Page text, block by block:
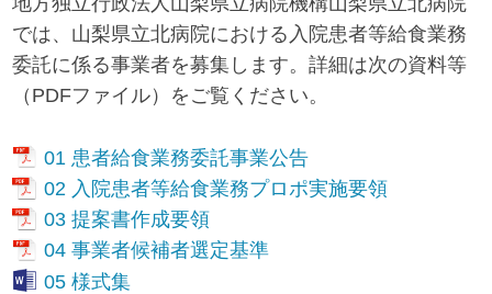
では、山梨県立北病院における入院患者等給食業務
委託に係る事業者を募集します。詳細は次の資料等
（PDFファイル）をご覧ください。
01 患者給食業務委託事業公告
02 入院患者等給食業務プロポ実施要領
03 提案書作成要領
04 事業者候補者選定基準
05 様式集